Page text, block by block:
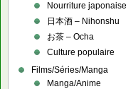
Nourriture japonaise
日本酒 – Nihonshu
お茶 – Ocha
Culture populaire
Films/Séries/Manga
Manga/Anime